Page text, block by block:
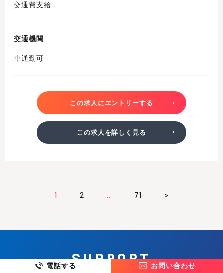
交通費支給
交通機関
車通勤可
この求人にエントリーする
この求人を詳しく見る
1 2 … 71 >
SUPPORT
電話する お問い合わせ